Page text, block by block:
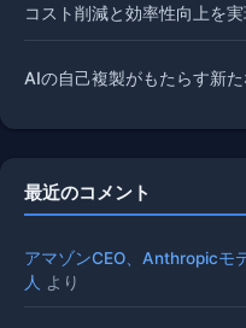
コスト削減と効率性向上を
AIの自己複製がもたらす新
最近のコメント
アマゾンCEO、Anthropicモ
人 より